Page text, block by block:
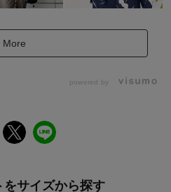
More
powered by
サイズから探す